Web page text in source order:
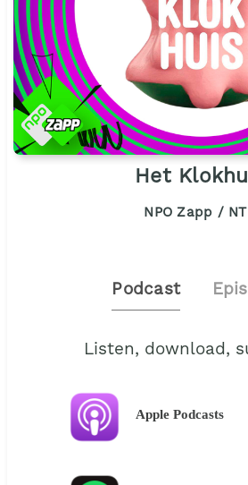
Het
NPO Zapp /
Podcast
Listen, download,
Apple Podcasts